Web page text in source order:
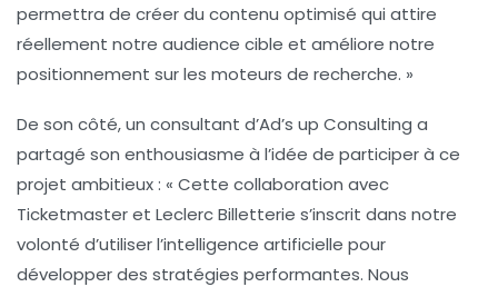
permettra de créer du contenu optimisé qui attire
réellement notre audience cible et améliore notre
positionnement sur les moteurs de recherche. »
De son côté, un consultant d’Ad’s up Consulting a
partagé son enthousiasme à l’idée de participer à ce
projet ambitieux : « Cette collaboration avec
Ticketmaster et Leclerc Billetterie s’inscrit dans notre
volonté d’utiliser l’intelligence artificielle pour
développer des stratégies performantes. Nous